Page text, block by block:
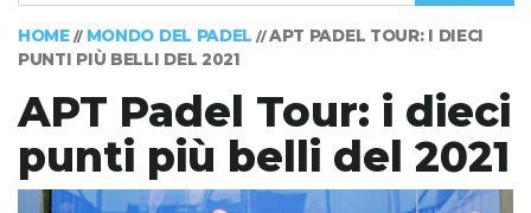
HOME// MONDO DEL PADEL //APT PADEL TOUR: I DIECI
PUNTI PIÙ BELLI DEL 2021
APT Padel Tour: i dieci
punti più belli del 2021